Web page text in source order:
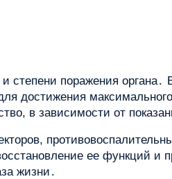
степени поражения
достижения
в зависимости от
ее функций и
жизни․